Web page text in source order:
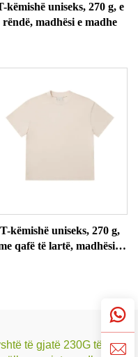
këmishë uniseks, 270 g, e
rëndë, madhësi e madhe
T-këmishë uniseks, 270 g,
qafë të lartë, madhësi e
të gjatë 230G të